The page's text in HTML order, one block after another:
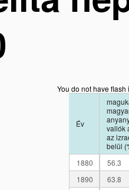
You do not have
Év
vallók
az
belül
1880
56.3
1890
63.8